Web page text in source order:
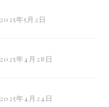
2025年5月2日
2025年4月28日
2025年4月24日